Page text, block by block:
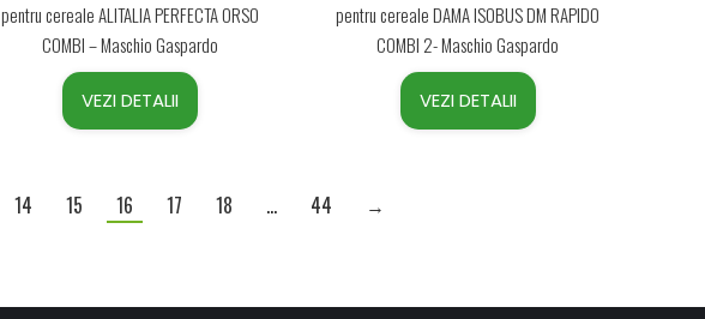
pentru cereale ALITALIA PERFECTA ORSO
COMBI – Maschio Gaspardo
VEZI DETALII
pentru cereale DAMA ISOBUS DM RAPIDO
COMBI 2- Maschio Gaspardo
VEZI DETALII
14 15 16 17 18 … 44 →